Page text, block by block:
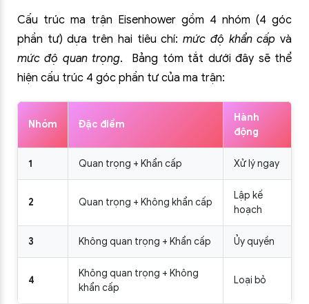
Cấu trúc ma trận Eisenhower gồm 4 nhóm (4 góc
phần tư) dựa trên hai tiêu chí:mức độ khẩn cấp và
mức độ quan trọng.
Bảng tóm tắt dưới đây sẽ thể
hiện cấu trúc 4 góc phần tư của ma trận:
Nhóm Đặc điểm
Hành
động
1 Quan trọng + Khẩn cấp Xử lý ngay
2 Quan trọng + Không khẩn cấp
Lập kế
hoạch
3 Không quan trọng + Khẩn cấp Ủy quyền
4
Không quan trọng + Không
khẩn cấp
Loại bỏ